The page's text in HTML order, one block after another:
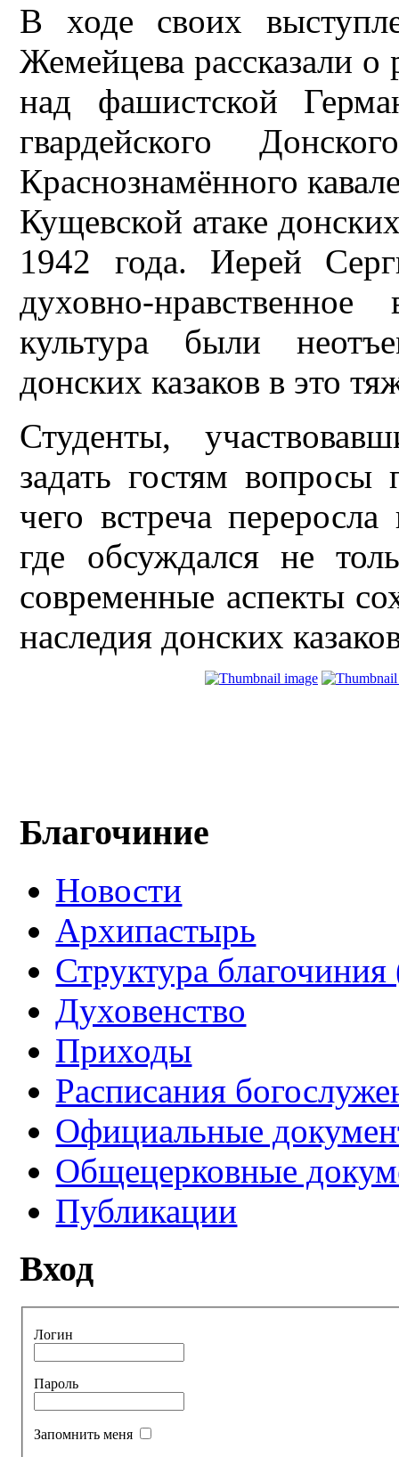
В ходе своих
Жемейцева рассказали о
над фашистской
гвардейского
Краснознамённого
Кущевской атаке
1942 года. Иерей
духовно-
культура были
донских казаков в это
Студенты,
задать гостям вопросы
чего встреча
где обсуждался не
современные аспекты
наследия донских
Благочиние
Новости
Архипастырь
Структура
Духовенство
Приходы
Расписания
Официальные
Общецерковные
Публикации
Вход
Логин
Пароль
Запомнить меня